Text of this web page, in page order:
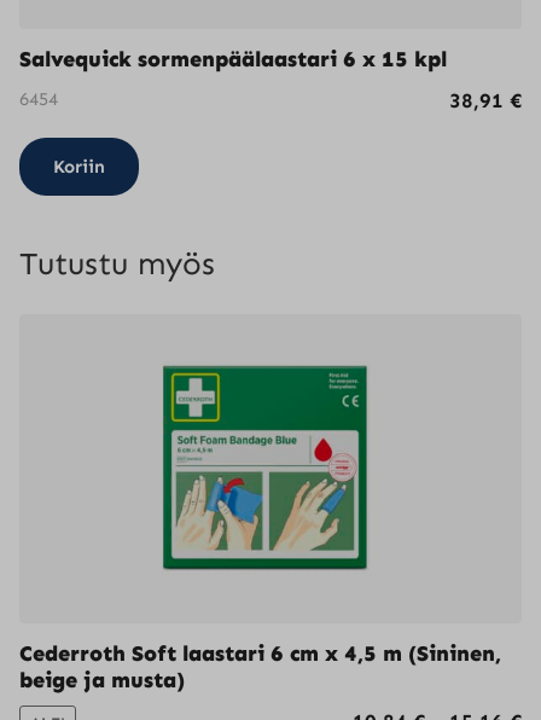
Salvequick sormenpäälaastari 6 x 15 kpl
6454 38,91 €
Koriin
Tutustu myös
Cederroth Soft laastari 6 cm x 4,5 m (Sininen,
beige ja musta)